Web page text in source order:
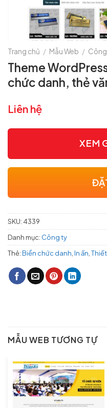
Trang chủ / Mẫu Web /
Theme
chức danh, thẻ
Liên hệ
XEM
SKU: 4339
Danh mục: Công ty
Thẻ:Biển chức danh In ấn
MẪU WEB TƯƠNG TỰ